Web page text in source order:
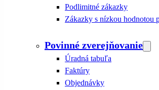
Podlimitné zákazky
Zákazky s nízkou hodnotou
Povinné zverejňovanie
Úradná tabuľa
Faktúry
Objednávky